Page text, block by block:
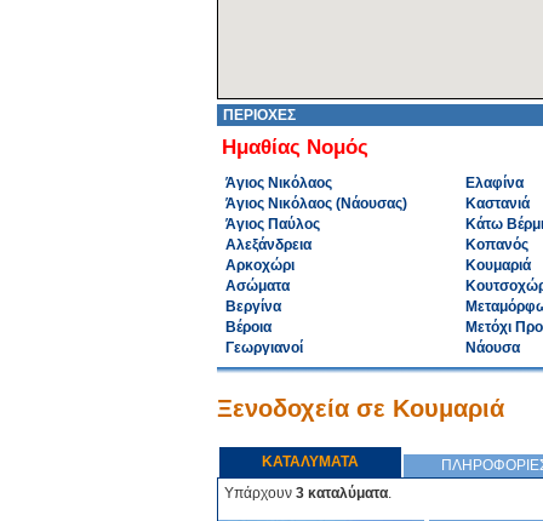
ΠΕΡΙΟΧΕΣ
Ημαθίας Νομός
Άγιος Νικόλαος
Άγιος Νικόλαος (Νάουσας)
Άγιος Παύλος
Αλεξάνδρεια
Αρκοχώρι
Ασώματα
Βεργίνα
Βέροια
Γεωργιανοί
Ελαφίνα
Καστανιά
Κάτω
Κοπανός
Κουμαριά
Μετόχι
Νάουσα
Ξενοδοχεία σε Κουμαριά
ΚΑΤΑΛΥΜΑΤΑ
Υπάρχουν 3 καταλύματα.